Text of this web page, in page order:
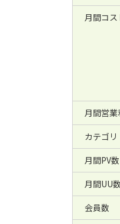
月間コス
月間営
カテゴリ
月間PV数
月間UU数
会員数